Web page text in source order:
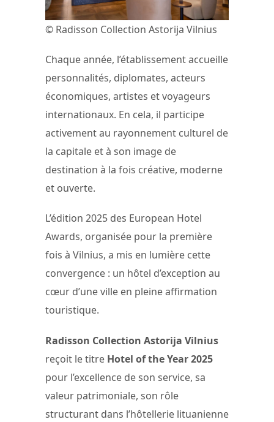
© Radisson Collection Astorija Vilnius
Chaque année, l’établissement accueille
personnalités, diplomates, acteurs
économiques, artistes et voyageurs
internationaux. En cela, il participe
activement au rayonnement culturel de
la capitale et à son image de
destination à la fois créative, moderne
et ouverte.
L’édition 2025 des European Hotel
Awards, organisée pour la première
fois à Vilnius, a mis en lumière cette
convergence : un hôtel d’exception au
cœur d’une ville en pleine affirmation
touristique.
Radisson Collection Astorija Vilnius
reçoit le titre Hotel of the Year 2025
pour l’excellence de son service, sa
valeur patrimoniale, son rôle
structurant dans l’hôtellerie lituanienne